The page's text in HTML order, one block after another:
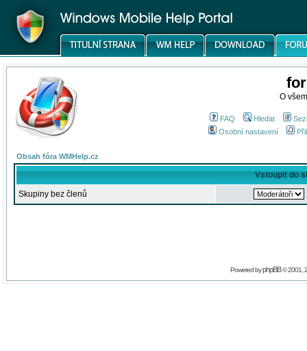
O
FAQ Hledat
Osobní nastavení
Obsah fóra WMHelp.cz
Vstoupit do
Skupiny bez členů
Powered byphpBB© 2001,